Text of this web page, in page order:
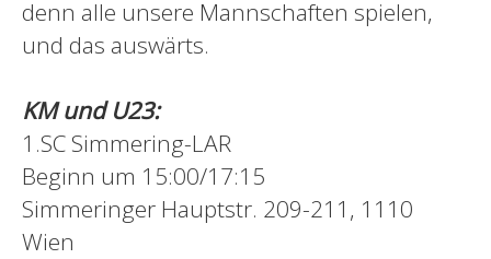
denn alle unsere Mannschaften spielen,
und das auswärts.
KM und U23:
1.SC Simmering-LAR
Beginn um 15:00/17:15
Simmeringer Hauptstr. 209-211, 1110
Wien